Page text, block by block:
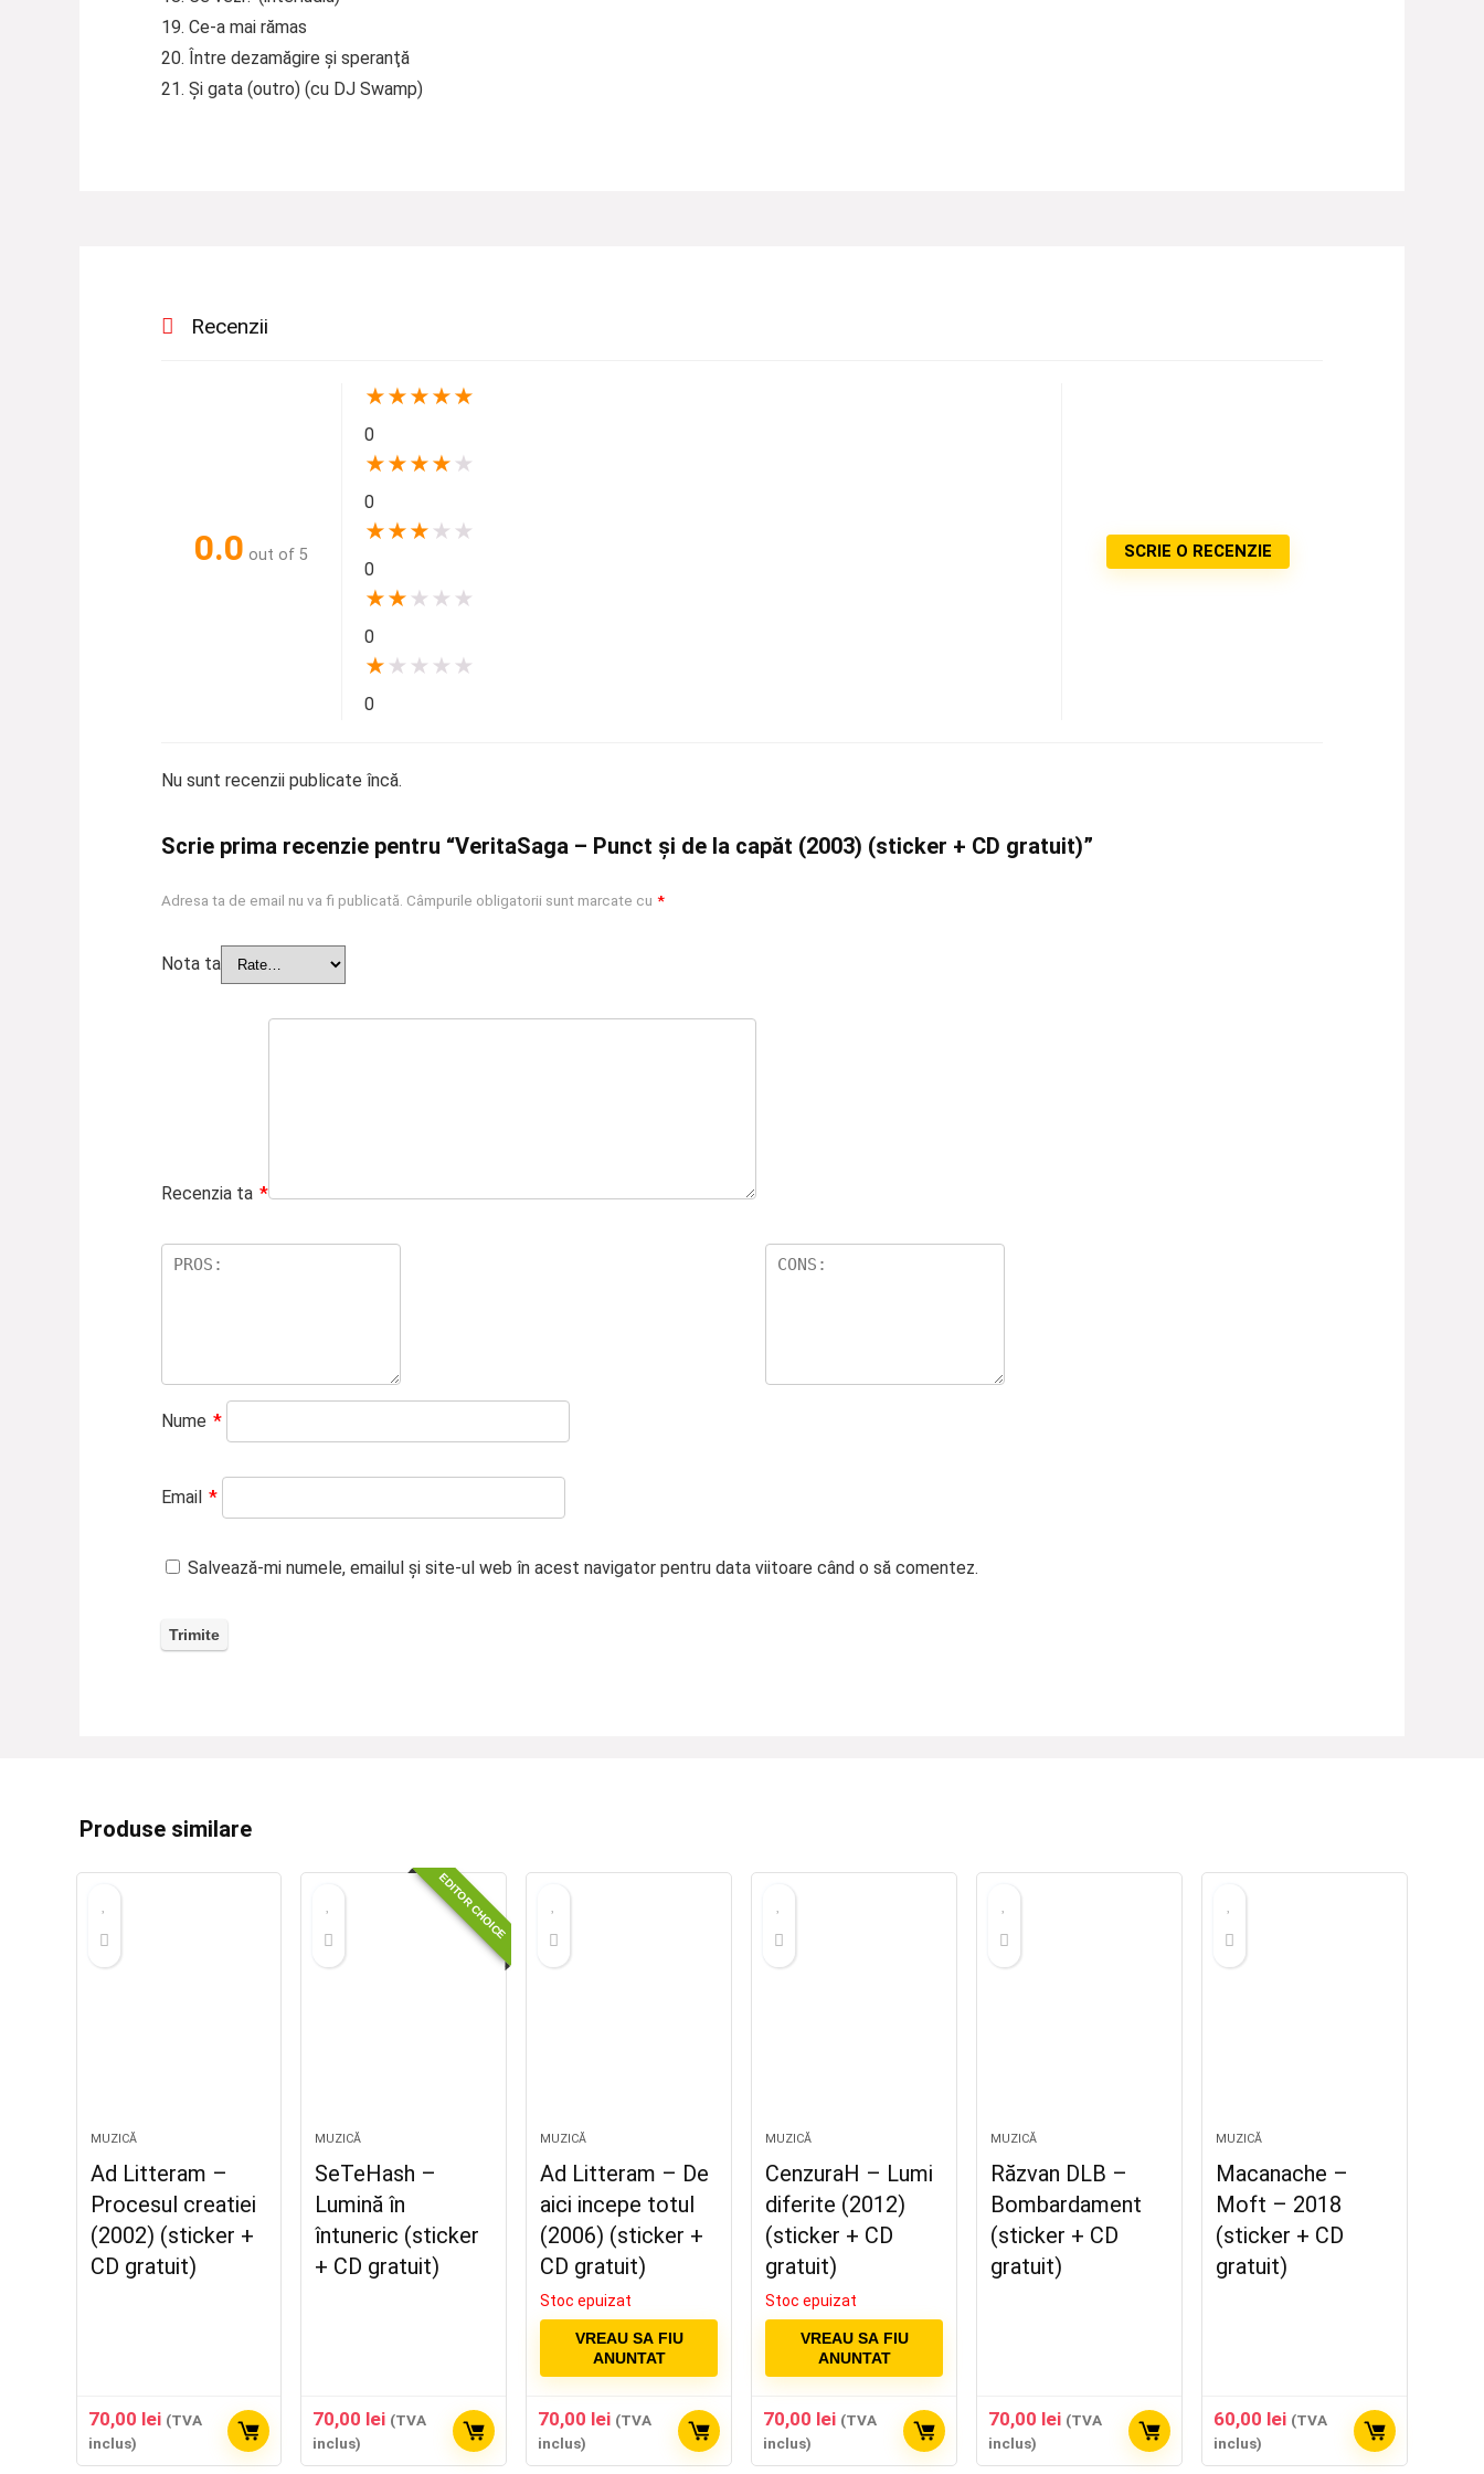
19. Ce-a mai rămas
20. Între dezamăgire şi speranţă
21. Şi gata (outro) (cu DJ Swamp)
Recenzii
0.0 out of 5
★★★★★
0
★★★★ ★
0
★★★ ★ ★
0
★★ ★ ★ ★
0
★ ★ ★ ★ ★
0
SCRIE O RECENZIE
Nu sunt recenzii publicate încă.
Scrie prima recenzie pentru “VeritaSaga – Punct și de la capăt (2003) (sticker + CD gratuit)”
Adresa ta de email nu va fi publicată. Câmpurile obligatorii sunt marcate cu *
Nota ta
Recenzia ta *
Nume *
Email *
Salvează-mi numele, emailul și site-ul web în acest navigator pentru data viitoare când o să comentez.
Produse similare
MUZICĂ
Ad Litteram –
Procesul creatiei
(2002) (sticker +
CD gratuit)
70,00 lei (TVA
inclus)
EDITOR CHOICE
MUZICĂ
SeTeHash –
Lumină în
întuneric (sticker
+ CD gratuit)
70,00 lei (TVA
inclus)
MUZICĂ
Ad Litteram – De
aici incepe totul
(2006) (sticker +
CD gratuit)
Stoc epuizat
70,00 lei (TVA
inclus)
VREAU SA FIU
ANUNTAT
MUZICĂ
CenzuraH – Lumi
diferite (2012)
(sticker + CD
gratuit)
Stoc epuizat
70,00 lei (TVA
inclus)
VREAU SA FIU
ANUNTAT
MUZICĂ
Răzvan DLB –
Bombardament
(sticker + CD
gratuit)
70,00 lei (TVA
inclus)
MUZICĂ
Macanache –
Moft – 2018
(sticker + CD
gratuit)
60,00 lei (TVA
inclus)